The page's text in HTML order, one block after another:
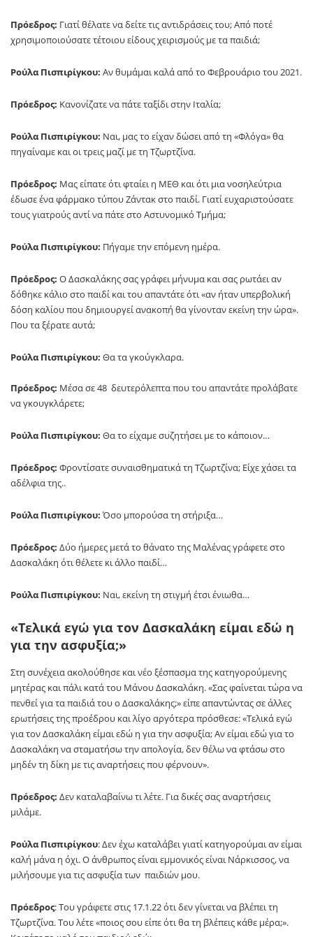
Πρόεδρος: Γιατί θέλατε να δείτε τις αντιδράσεις του; Από ποτέ
χρησιμοποιούσατε τέτοιου είδους χειρισμούς με τα παιδιά;
Ρούλα Πισπιρίγκου: Αν θυμάμαι καλά από το Φεβρουάριο του 2021.
Πρόεδρος: Κανονίζατε να πάτε ταξίδι στην Ιταλία;
Ρούλα Πισπιρίγκου: Ναι, μας το είχαν δώσει από τη «Φλόγα» θα
πηγαίναμε και οι τρεις μαζί με τη Τζωρτζίνα.
Πρόεδρος: Μας είπατε ότι φταίει η ΜΕΘ και ότι μια νοσηλεύτρια
έδωσε ένα φάρμακο τύπου Ζάντακ στο παιδί. Γιατί ευχαριστούσατε
τους γιατρούς αντί να πάτε στο Αστυνομικό Τμήμα;
Ρούλα Πισπιρίγκου: Πήγαμε την επόμενη ημέρα.
Πρόεδρος: Ο Δασκαλάκης σας γράφει μήνυμα και σας ρωτάει αν
δόθηκε κάλιο στο παιδί και του απαντάτε ότι «αν ήταν υπερβολική
δόση καλίου που δημιουργεί ανακοπή θα γίνονταν εκείνη την ώρα».
Που τα ξέρατε αυτά;
Ρούλα Πισπιρίγκου: Θα τα γκούγκλαρα.
Πρόεδρος: Μέσα σε 48 δευτερόλεπτα που του απαντάτε προλάβατε
να γκουγκλάρετε;
Ρούλα Πισπιρίγκου: Θα το είχαμε συζητήσει με το κάποιον…
Πρόεδρος: Φροντίσατε συναισθηματικά τη Τζωρτζίνα; Είχε χάσει τα
αδέλφια της..
Ρούλα Πισπιρίγκου: Όσο μπορούσα τη στήριξα…
Πρόεδρος: Δύο ήμερες μετά το θάνατο της Μαλένας γράφετε στο
Δασκαλάκη ότι θέλετε κι άλλο παιδί…
Ρούλα Πισπιρίγκου: Ναι, εκείνη τη στιγμή έτσι ένιωθα…
«Τελικά εγώ για τον Δασκαλάκη είμαι εδώ η
για την ασφυξία;»
Στη συνέχεια ακολούθησε και νέο ξέσπασμα της κατηγορούμενης
μητέρας και πάλι κατά του Μάνου Δασκαλάκη. «Σας φαίνεται τώρα να
πενθεί για τα παιδιά του ο Δασκαλάκης;» είπε απαντώντας σε άλλες
ερωτήσεις της προέδρου και λίγο αργότερα πρόσθεσε: «Τελικά εγώ
για τον Δασκαλάκη είμαι εδώ η για την ασφυξία; Αν είμαι εδώ για το
Δασκαλάκη να σταματήσω την απολογία, δεν θέλω να φτάσω στο
μηδέν τη δίκη με τις αναρτήσεις που φέρνουν».
Πρόεδρος: Δεν καταλαβαίνω τι λέτε. Για δικές σας αναρτήσεις
μιλάμε.
Ρούλα Πισπιρίγκου: Δεν έχω καταλάβει γιατί κατηγορούμαι αν είμαι
καλή μάνα η όχι. Ο άνθρωπος είναι εμμονικός είναι Νάρκισσος, να
μιλήσουμε για τις ασφυξία των παιδιών μου.
Πρόεδρος: Του γράφετε στις 17.1.22 ότι δεν γίνεται να βλέπει τη
Τζωρτζίνα. Του λέτε «ποιος σου είπε ότι θα τη βλέπεις κάθε μέρα;».